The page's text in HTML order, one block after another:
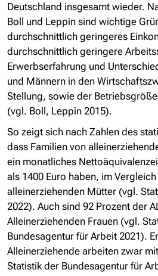
Deutschland insgesamt wieder.
Boll und Leppin sind wichtige
durchschnittlich geringeres
durchschnittlich geringere
Erwerbserfahrung und
und Männern in den
Stellung, sowie der
(vgl. Boll, Leppin 2015).
So zeigt sich nach Zahlen des
dass Familien von
ein monatliches
als 1400 Euro haben, im
alleinerziehenden Mütter (vgl.
2022). Auch sind 92 Prozent der
Alleinerziehenden Frauen (vgl.
Bundesagentur für Arbeit 2021).
Alleinerziehende arbeiten zwar
Statistik der Bundesagentur für